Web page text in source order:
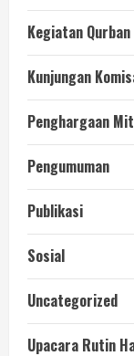
Kegiatan Qurban
Kunjungan
Penghargaan
Pengumuman
Publikasi
Sosial
Uncategorized
Upacara Rutin